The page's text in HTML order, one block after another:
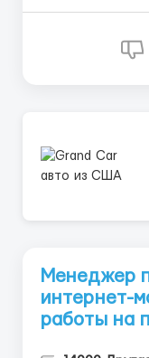
Менеджер
интернет-
работы на